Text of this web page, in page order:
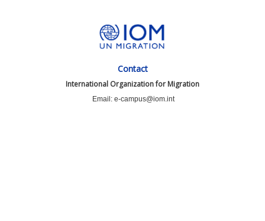
Contact
International Organization for Migration
Email: e-campus@iom.int